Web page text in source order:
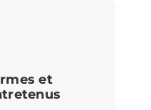
et